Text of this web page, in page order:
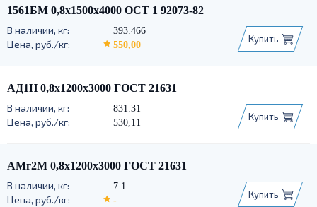
1561БМ 0,8х1500х4000 ОСТ 1 92073-82
393.466
550,00
Купить
АД1Н 0,8х1200х3000 ГОСТ 21631
831.31
530,11
Купить
АМг2М 0,8х1200х3000 ГОСТ 21631
7.1
-
Купить